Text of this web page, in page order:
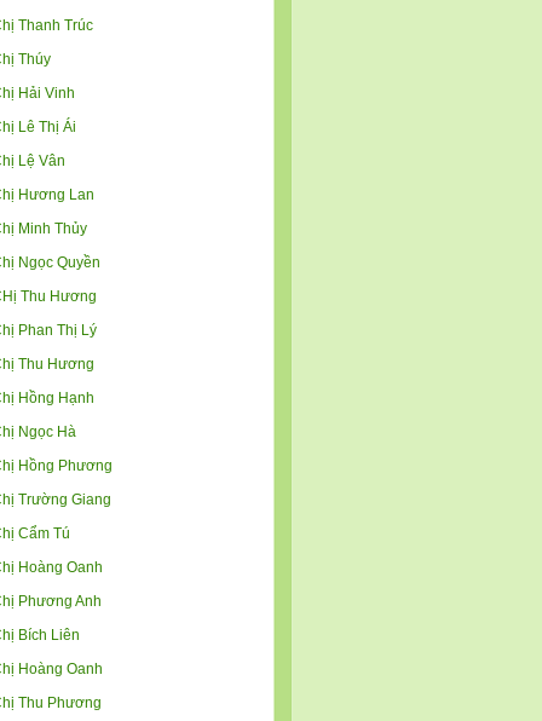
Thanh Trúc
Thúy
Hải Vinh
Lê Thị Ái
Lệ Vân
Hương Lan
Minh Thủy
Ngọc Quyền
Thu Hương
Phan Thị Lý
Thu Hương
Hồng Hạnh
Ngọc Hà
Hồng Phương
Trường Giang
Cẩm Tú
Hoàng Oanh
Phương Anh
Bích Liên
Hoàng Oanh
Thu Phương